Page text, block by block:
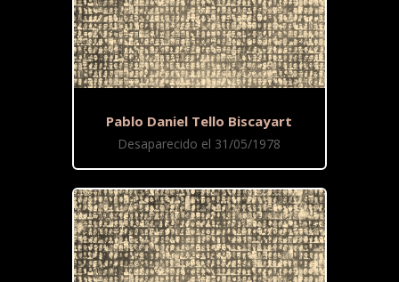
Pablo Daniel Tello Biscayart
Desaparecido el 31/05/1978